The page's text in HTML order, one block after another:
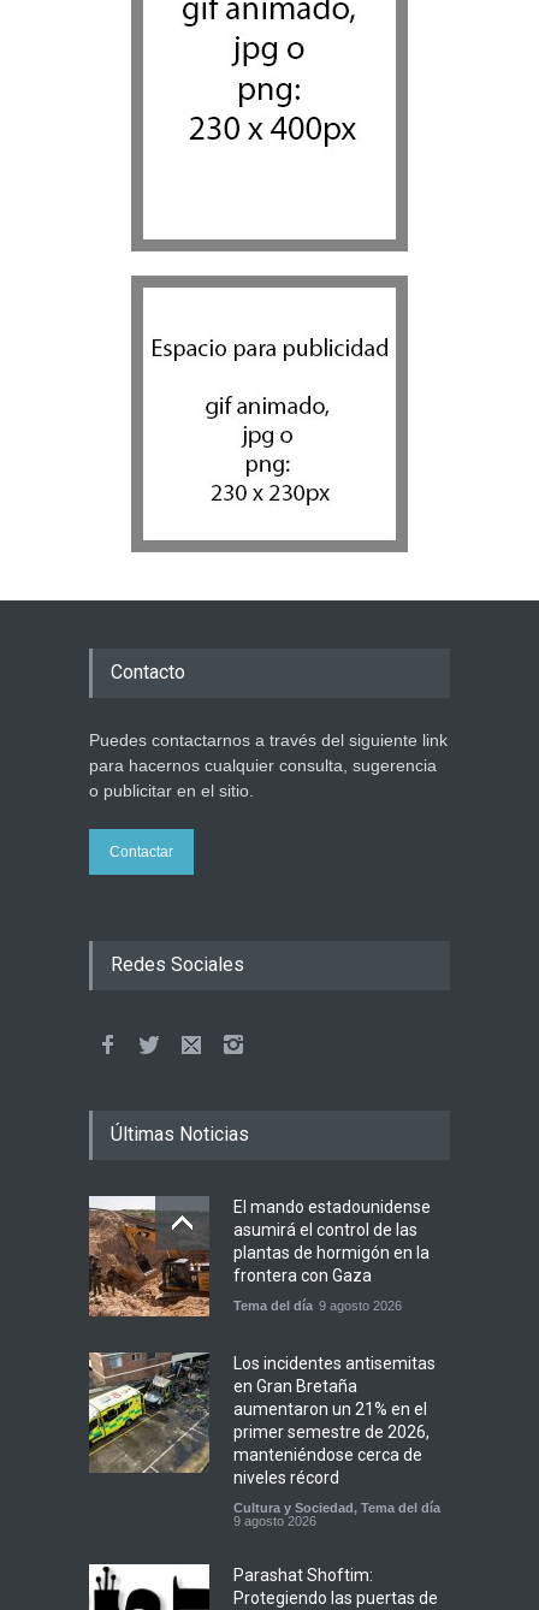
Actualidad comunitaria
Contacto
Puedes contactarnos a través del siguiente link
para hacernos cualquier consulta, sugerencia
o publicitar en el sitio.
Contactar
Redes Sociales
Últimas Noticias
El mando estadounidense
asumirá el control de las
plantas de hormigón en la
frontera con Gaza
Tema del día 9 agosto 2026
Los incidentes antisemitas
en Gran Bretaña
aumentaron un 21% en el
primer semestre de 2026,
manteniéndose cerca de
niveles récord
Cultura y Sociedad, Tema del día
9 agosto 2026
Parashat Shoftim:
Protegiendo las puertas de